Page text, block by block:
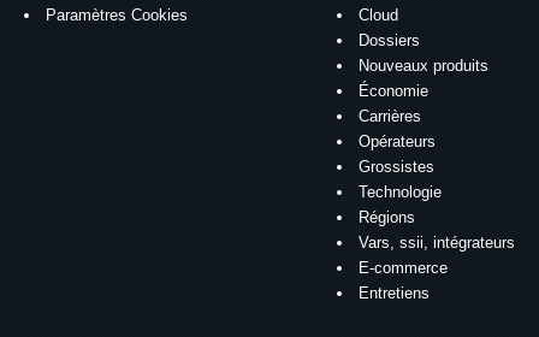
Paramètres Cookies
Cloud
Dossiers
Nouveaux produits
Économie
Carrières
Opérateurs
Grossistes
Technologie
Régions
Vars, ssii, intégrateurs
E-commerce
Entretiens